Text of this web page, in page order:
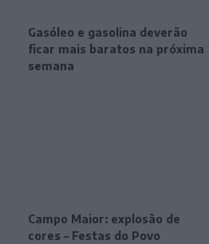
Gasóleo e gasolina deverão
ficar mais baratos na próxima
semana
Campo Maior: explosão de
cores – Festas do Povo